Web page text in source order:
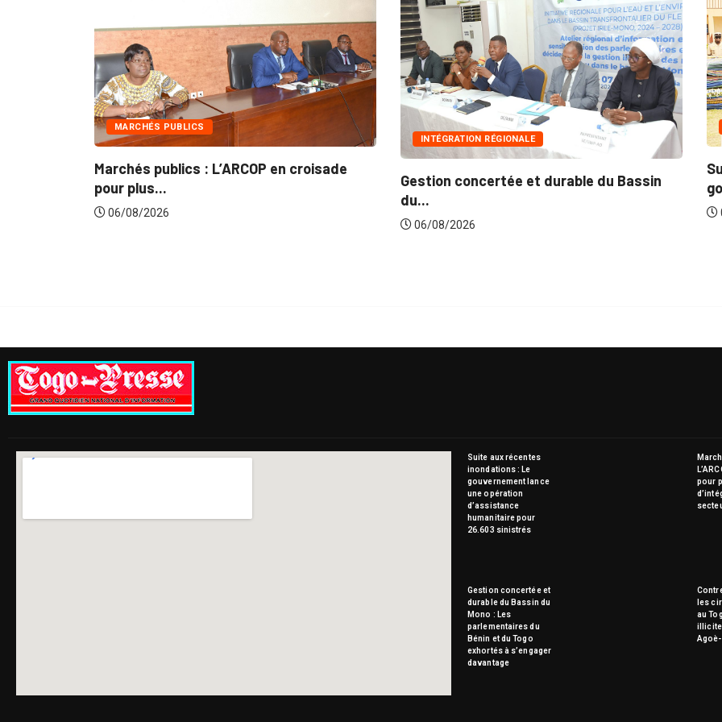
INTÉGRATION RÉGIONALE
Gestion concertée et durable du Bassin
INNONDATIONS
gouvernement lance...
Suite aux récentes
inondations : Le
gouvernement lance
une opération
d’assistance
humanitaire pour
26.603 sinistrés
pour
Gestion concertée et
durable du Bassin du
Mono : Les
parlementaires du
Bénin et du Togo
exhortés à s’engager
davantage
les
au